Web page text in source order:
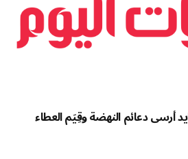
أرسى دعائم النهضة وقِيَم العطاء